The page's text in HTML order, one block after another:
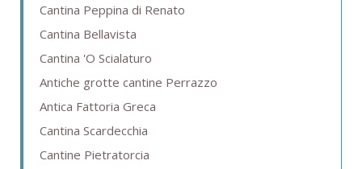
Cantina Peppina di Renato
Cantina Bellavista
Cantina 'O Scialaturo
Antiche grotte cantine Perrazzo
Antica Fattoria Greca
Cantina Scardecchia
Cantine Pietratorcia